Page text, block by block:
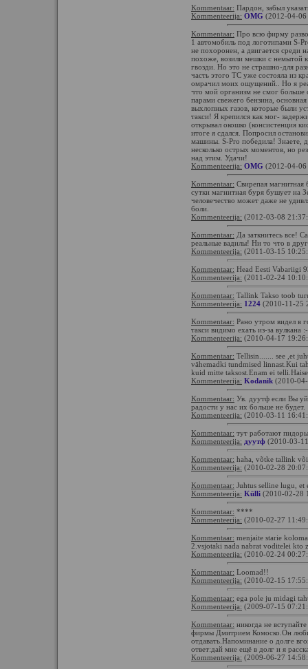
Kommentaar: Пардон, забыл
Kommenteerija: OMG (2012-04-
Kommentaar: Про всю фирму
1 автомобиль под логотипами S-
не похоронен, а двигается среди
похоже, возили мешки с немытой
гвозди. Но это не страшно-для
часть этого ТС уже состояла из
омрачил моих ощущений.. Но я
что мой организм не смог больше
парами свежего бензина,
выхлопных газов, которые были
такси! Я крепился как мог-
открывал окошко (консистенция
итоге я сдался. Попросил
машины. S-Pro победила! Знаете,
несколько острых моментов, но
над этим. Удачи!
Kommenteerija: OMG (2012-04-
Kommentaar: Свирепая магнитная
сутки магнитная буря бушует на
человечество может даже не
боли.
Kommenteerija: (2012-03-08
Kommentaar: Да заткнитесь все!
реальные вадилы! Ни то что в
Kommenteerija: (2011-03-15
Kommentaar: Head Eesti Vabariigi
Kommenteerija: (2011-02-24
Kommentaar: Tallink Takso toob
Kommenteerija: 1224 (2010-11-25
Kommentaar: Рано утром видел в
такси видимо ехать из-за вулкана
Kommenteerija: (2010-04-17
Kommentaar: Tellisin....... see ,et
vähemadki tundmised linnast.Kui
kuid mitte taksost.Enam ei
Kommenteerija: Kodanik (2010-
Kommentaar: Ув. дуутф если Вы
радости у нас их больше не будет.
Kommenteerija: (2010-03-11
Kommentaar: тут работают
Kommenteerija: дуутф (2010-03-
Kommentaar: haha, võtke tallink
Kommenteerija: (2010-02-28
Kommentaar: Juhtus selline lugu, et
Kommenteerija: Külli (2010-02-28
Kommentaar: ****
Kommenteerija: (2010-02-27
Kommentaar: menjaite starie
2.vsjotaki nada nabrat voditelei kto
Kommenteerija: (2010-02-24
Kommentaar: Loomad!!
Kommenteerija: (2010-02-15
Kommentaar: ega pole ju midagi
Kommenteerija: (2009-07-15
Kommentaar: никогда не
фирмы Дмитрием Комоско.Он
отдавать.Напоминание о долге
ответ:дай мне ещё в долг и я
Kommenteerija: (2009-06-27